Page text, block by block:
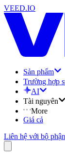
VEED.IO
Sản phẩm
Trường hợp
AI
Tài nguyên
More
Giá cả
Liên hệ với bộ